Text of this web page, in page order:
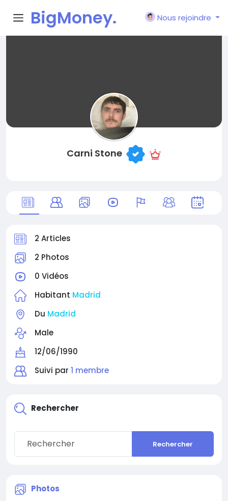
BigMoney.
Nous rejoindre
Carni Stone
2 Articles
2 Photos
0 Vidéos
Habitant Madrid
Du Madrid
Male
12/06/1990
Suivi par 1 membre
Rechercher
Rechercher
Photos